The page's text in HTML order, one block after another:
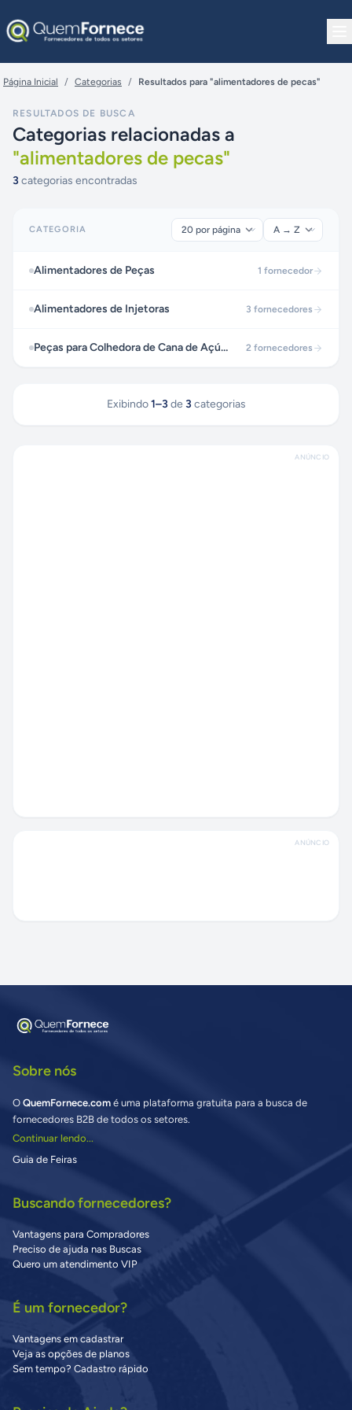
Página Inicial / Categorias / Resultados para "alimentadores de pecas"
RESULTADOS DE BUSCA
Categorias relacionadas a
"alimentadores de pecas"
3 categorias encontradas
CATEGORIA
Alimentadores de Peças 1 fornecedor
Alimentadores de Injetoras 3 fornecedores
Peças para Colhedora de Cana de Açúcar 2 fornecedores
Exibindo 1–3 de 3 categorias
ANÚNCIO
ANÚNCIO
Sobre nós
O QuemFornece.com é uma plataforma gratuita para a busca de
fornecedores B2B de todos os setores.
Continuar lendo...
Guia de Feiras
Buscando fornecedores?
Vantagens para Compradores
Preciso de ajuda nas Buscas
Quero um atendimento VIP
É um fornecedor?
Vantagens em cadastrar
Veja as opções de planos
Sem tempo? Cadastro rápido